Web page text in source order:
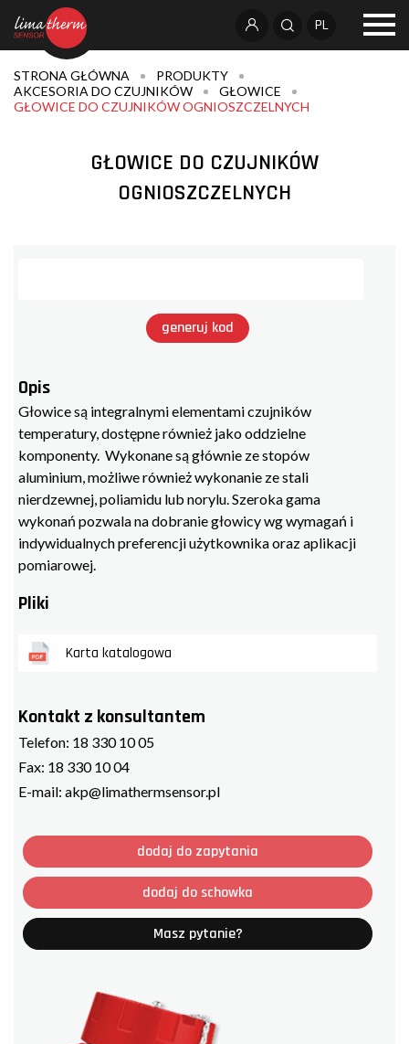
PL
STRONA GŁÓWNA
PRODUKTY
AKCESORIA DO CZUJNIKÓW
GŁOWICE
GŁOWICE DO CZUJNIKÓW OGNIOSZCZELNYCH
GŁOWICE DO CZUJNIKÓW
OGNIOSZCZELNYCH
generuj kod
Opis
Głowice są integralnymi elementami czujników
temperatury, dostępne również jako oddzielne
komponenty. Wykonane są głównie ze stopów
aluminium, możliwe również wykonanie ze stali
nierdzewnej, poliamidu lub norylu. Szeroka gama
wykonań pozwala na dobranie głowicy wg wymagań i
indywidualnych preferencji użytkownika oraz aplikacji
pomiarowej.
Pliki
Karta katalogowa
Kontakt z konsultantem
Telefon: 18 330 10 05
Fax: 18 330 10 04
E-mail: akp@limathermsensor.pl
dodaj do zapytania
dodaj do schowka
Masz pytanie?